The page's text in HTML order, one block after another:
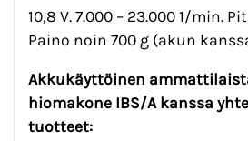
10,8 V. 7.000 – 23.000 1/min.
Paino noin 700 g (akun
Akkukäyttöinen
hiomakone IBS/A kanssa
tuotteet: